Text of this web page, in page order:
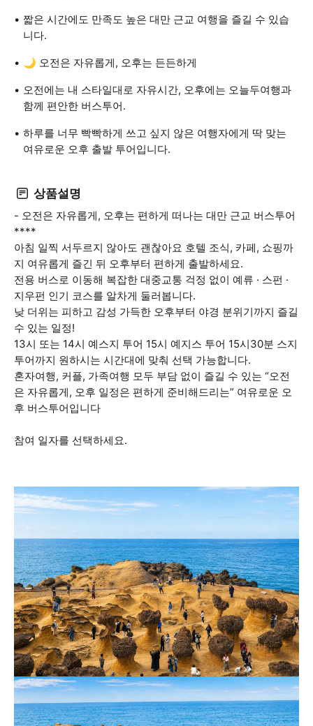
짧은 시간에도 만족도 높은 대만 근교 여행을 즐길 수 있습
니다.
🌙 오전은 자유롭게, 오후는 든든하게
오전에는 내 스타일대로 자유시간, 오후에는 오늘두여행과
함께 편안한 버스투어.
하루를 너무 빡빡하게 쓰고 싶지 않은 여행자에게 딱 맞는
여유로운 오후 출발 투어입니다.
상품설명
- 오전은 자유롭게, 오후는 편하게 떠나는 대만 근교 버스투어
****
아침 일찍 서두르지 않아도 괜찮아요 호텔 조식, 카페, 쇼핑까
지 여유롭게 즐긴 뒤 오후부터 편하게 출발하세요.
전용 버스로 이동해 복잡한 대중교통 걱정 없이 예류 · 스펀 ·
지우펀 인기 코스를 알차게 둘러봅니다.
낮 더위는 피하고 감성 가득한 오후부터 야경 분위기까지 즐길
수 있는 일정!
13시 또는 14시 예스지 투어 15시 예지스 투어 15시30분 스지
투어까지 원하시는 시간대에 맞춰 선택 가능합니다.
혼자여행, 커플, 가족여행 모두 부담 없이 즐길 수 있는 “오전
은 자유롭게, 오후 일정은 편하게 준비해드리는” 여유로운 오
후 버스투어입니다
참여 일자를 선택하세요.